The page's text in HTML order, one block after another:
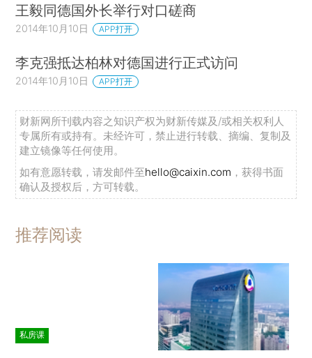
王毅同德国外长举行对口磋商
2014年10月10日 APP打开
李克强抵达柏林对德国进行正式访问
2014年10月10日 APP打开
财新网所刊载内容之知识产权为财新传媒及/或相关权利人
专属所有或持有。未经许可，禁止进行转载、摘编、复制及
建立镜像等任何使用。
如有意愿转载，请发邮件至hello@caixin.com ，获得书面
确认及授权后，方可转载。
推荐阅读
私房课